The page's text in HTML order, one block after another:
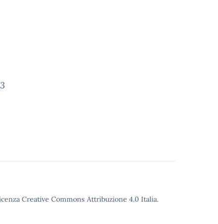
Creative Commons Attribuzione 4.0 Italia.